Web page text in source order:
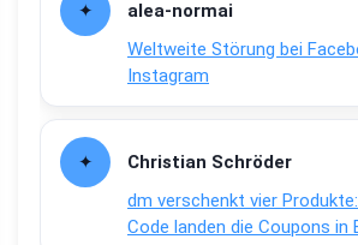
alea-normai
Weltweite Störung bei
Instagram
Christian Schröder
dm verschenkt vier
Code landen die Coupons in